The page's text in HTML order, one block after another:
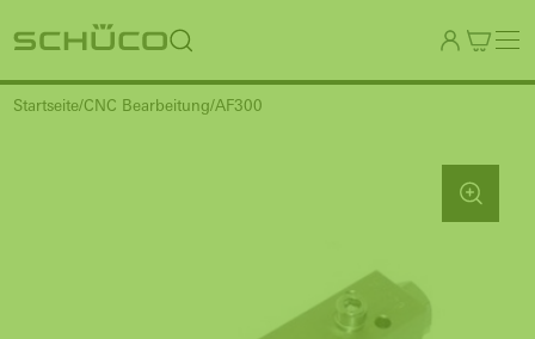
Startseite CNC Bearbeitung AF300